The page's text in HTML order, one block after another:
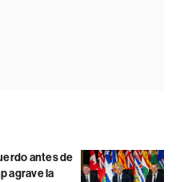
antes de
agrave la